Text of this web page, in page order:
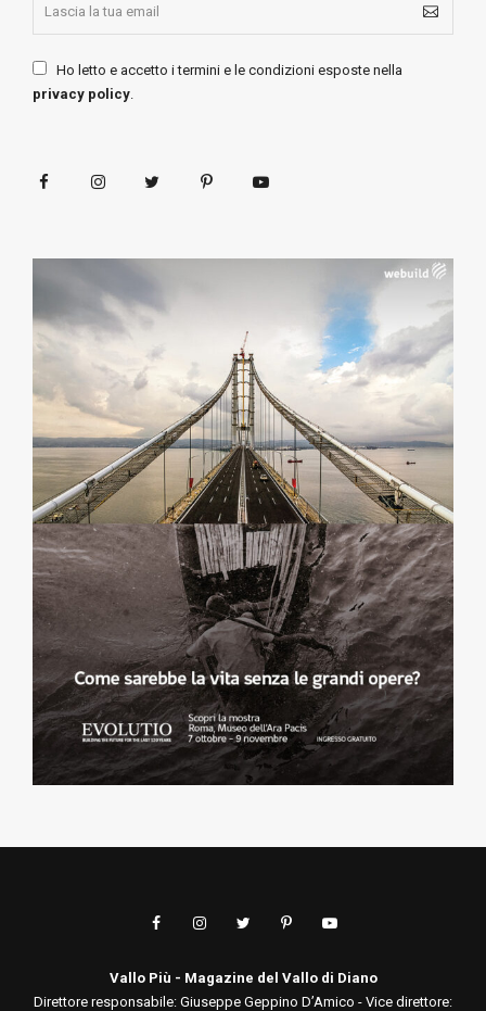
Ho letto e accetto i termini e le condizioni esposte nella
privacy policy
Vallo Più - Magazine del Vallo di Diano
Direttore responsabile: Giuseppe Geppino D’Amico - Vice direttore: